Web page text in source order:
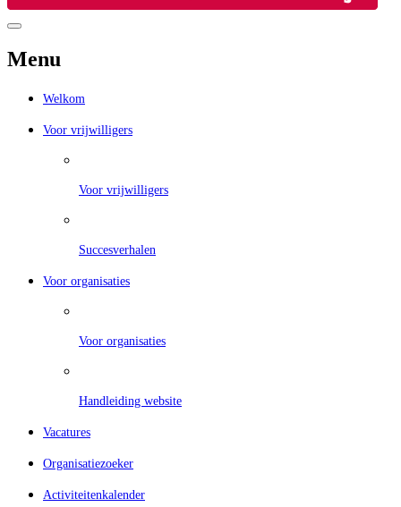
Menu
Welkom
Voor vrijwilligers
Voor vrijwilligers
Succesverhalen
Voor organisaties
Voor organisaties
Handleiding website
Vacatures
Organisatiezoeker
Activiteitenkalender